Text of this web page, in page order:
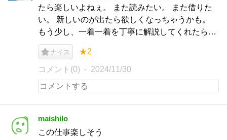
たら楽しいよねぇ。 また読みたい。 また借りた
い。 新しいのが出たら欲しくなっちゃうかも。
もう少し、一着一着を丁寧に解説してくれたら…
ナイス ★2
コメント(0) 2024/11/30
maishilo
この仕事楽しそう